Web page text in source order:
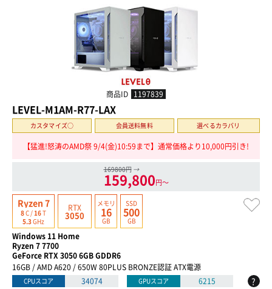
商品ID 1197839
LEVEL-M1AM-R77-LAX
カスタマイズ○ 会員送料無料 選べるカラバリ
【猛進!怒涛のAMD祭 9/4(金)10:59まで】通常価格より10,000円引き!
169800円 →
159,800円〜
Ryzen 7
8C / 16T
5.3GHz
RTX
3050
メモリ
16
GB
SSD
500
GB
Windows 11 Home
Ryzen 7 7700
GeForce RTX 3050 6GB GDDR6
16GB / AMD A620 / 650W 80PLUS BRONZE認証 ATX電源
CPUスコア 34074 GPUスコア 6215 ?